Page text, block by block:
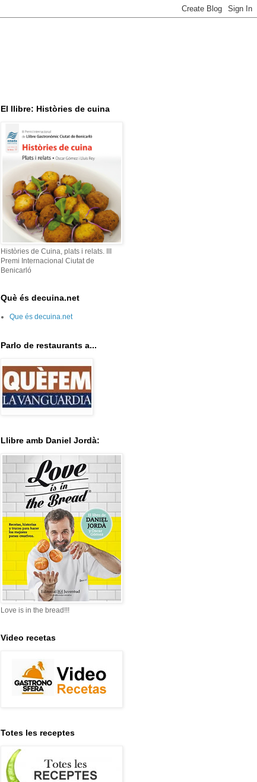
El llibre: Històries de cuina
Històries de Cuina, plats i relats. III
Premi Internacional Ciutat de
Benicarló
Què és decuina.net
Que és decuina.net
Parlo de restaurants a...
Llibre amb Daniel Jordà:
Love is in the bread!!!
Video recetas
Totes les receptes